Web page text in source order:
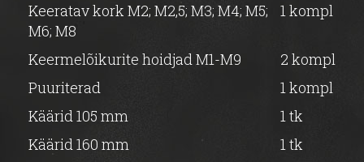
Keeratav kork M2; M2,5; M3; M4; M5;
M6; M8
1 kompl
Keermelõikurite hoidjad M1-M9
2 kompl
Puuriterad
1 kompl
Käärid 105 mm
1 tk
Käärid 160 mm
1 tk